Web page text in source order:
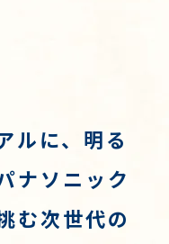
ルに、明る
ナソニック
む次世代の